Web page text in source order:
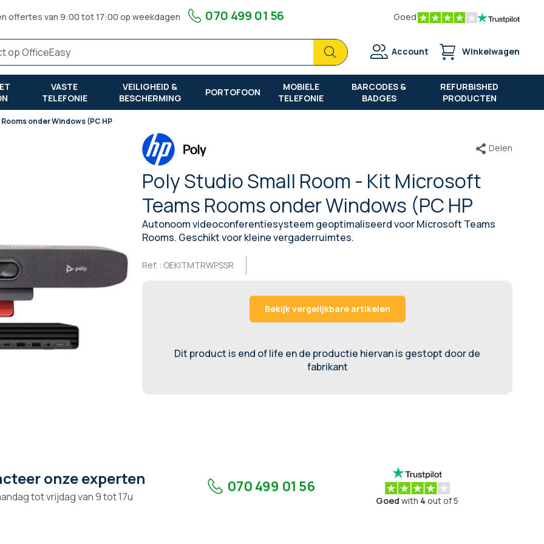
offertes van 9:00 tot 17:00 op weekdagen 070 499 01 56 Goed
Zoek
Zoek
Account Winkelwagen
VASTE
TELEFONIE
VEILIGHEID &
BESCHERMING
PORTOFOON
MOBIELE
TELEFONIE
BARCODES &
BADGES
REFURBISHED
PRODUCTEN
onder Windows (PC HP
Poly Studio Small Room - Kit Microsoft
Teams Rooms onder Windows (PC HP
Autonoom videoconferentiesysteem geoptimaliseerd voor Microsoft Teams
Rooms. Geschikt voor kleine vergaderruimtes.
Ref. : OEKITMTRWPSSR
Delen
Bekijk vergelijkbare artikelen
Dit product is end of life en de productie hiervan is gestopt door de
fabrikant
onze experten
tot vrijdag van 9 tot 17u
070 499 01 56
Goed with 4 out of 5